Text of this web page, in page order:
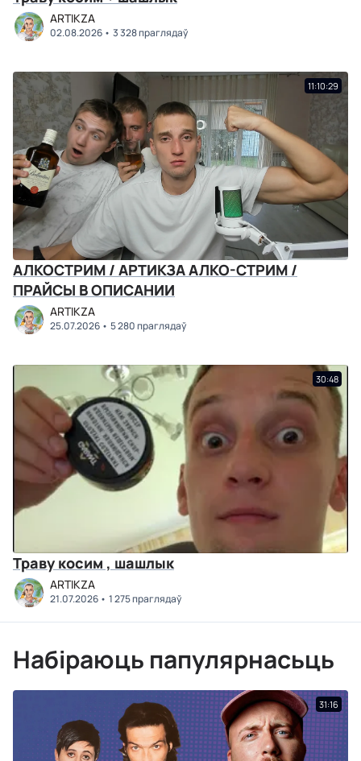
ARTIKZA
02.08.2026 3 328 праглядаў
11:10:29
АЛКОСТРИМ / АРТИКЗА АЛКО-СТРИМ /
ПРАЙСЫ В ОПИСАНИИ
ARTIKZA
25.07.2026 5 280 праглядаў
30:48
Траву косим , шашлык
ARTIKZA
21.07.2026 1 275 праглядаў
Набіраюць папулярнасьць
31:16